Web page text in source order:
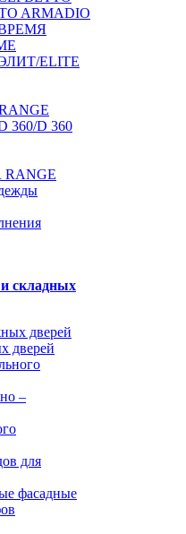
ARMADIO
ВРЕМЯ
ELITE
360/D 360
складных
дверей
дверей
–
для
фасадные